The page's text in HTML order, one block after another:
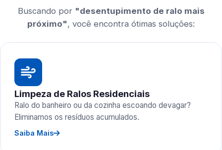
Buscando por "desentupimento de ralo mais
próximo", você encontra ótimas soluções:
Limpeza de Ralos Residenciais
Ralo do banheiro ou da cozinha escoando devagar?
Eliminamos os resíduos acumulados.
Saiba Mais